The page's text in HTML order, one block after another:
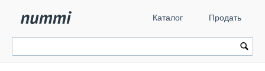
Каталог Продать